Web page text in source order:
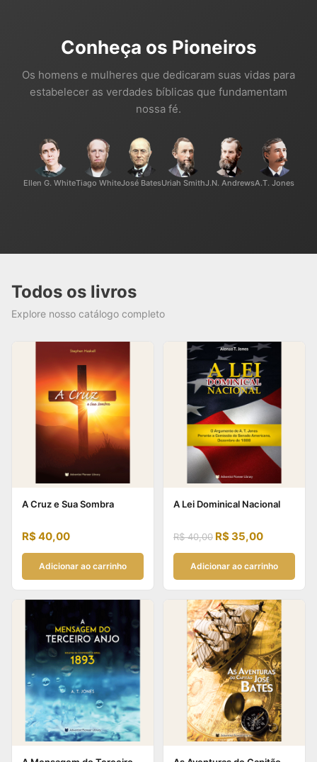
Conheça os Pioneiros
Os homens e mulheres que dedicaram suas vidas para
estabelecer as verdades bíblicas que fundamentam
nossa fé.
Ellen G. WhiteTiago WhiteJosé BatesUriah SmithJ.N. AndrewsA.T. Jones
Todos os livros
Explore nosso catálogo completo
A Cruz e Sua Sombra
R$40,00
Adicionar ao carrinho
A Lei Dominical Nacional
R$40,00 R$ 35,00
Adicionar ao carrinho